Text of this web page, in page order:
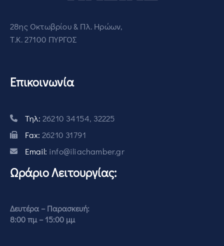
28ης Οκτωβρίου & Πλ. Ηρώων,
Τ.Κ. 27100 ΠΥΡΓΟΣ
Επικοινωνία
Τηλ: 26210 34154, 32225
Fax: 26210 31791
Email: info@iliachamber.gr
Ωράριο Λειτουργίας:
Δευτέρα – Παρασκευή:
8:00 πμ – 15:00 μμ